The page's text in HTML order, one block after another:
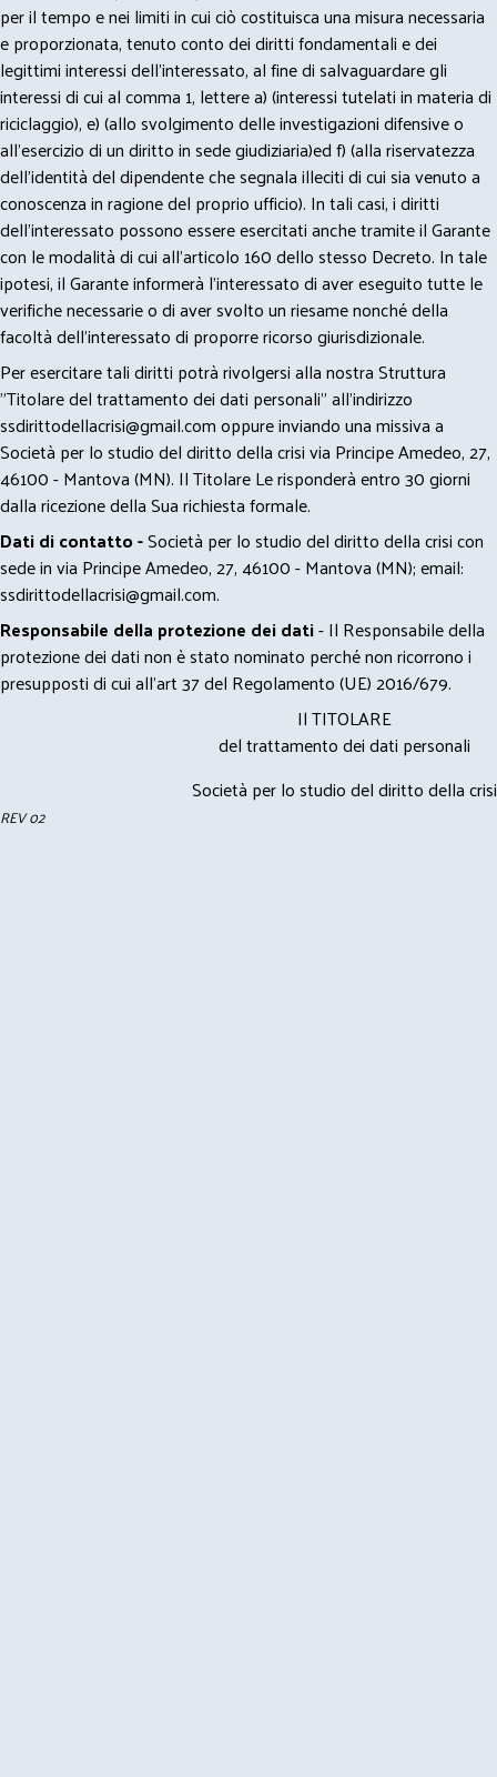
per il tempo e nei limiti in cui ciò costituisca una misura necessaria
e proporzionata, tenuto conto dei diritti fondamentali e dei
legittimi interessi dell’interessato, al fine di salvaguardare gli
interessi di cui al comma 1, lettere a) (interessi tutelati in materia di
riciclaggio), e) (allo svolgimento delle investigazioni difensive o
all’esercizio di un diritto in sede giudiziaria)ed f) (alla riservatezza
dell’identità del dipendente che segnala illeciti di cui sia venuto a
conoscenza in ragione del proprio ufficio). In tali casi, i diritti
dell’interessato possono essere esercitati anche tramite il Garante
con le modalità di cui all’articolo 160 dello stesso Decreto. In tale
ipotesi, il Garante informerà l’interessato di aver eseguito tutte le
verifiche necessarie o di aver svolto un riesame nonché della
facoltà dell’interessato di proporre ricorso giurisdizionale.
Per esercitare tali diritti potrà rivolgersi alla nostra Struttura
"Titolare del trattamento dei dati personali" all'indirizzo
ssdirittodellacrisi@gmail.comoppure inviando una missiva a
Società per lo studio del diritto della crisi via Principe Amedeo, 27,
46100 - Mantova (MN). Il Titolare Le risponderà entro 30 giorni
dalla ricezione della Sua richiesta formale.
Dati di contatto -Società per lo studio del diritto della crisi con
sede in via Principe Amedeo, 27, 46100 - Mantova (MN); email:
ssdirittodellacrisi@gmail.com.
Responsabile della protezione dei dati- Il Responsabile della
protezione dei dati non è stato nominato perché non ricorrono i
presupposti di cui all’art 37 del Regolamento (UE) 2016/679.
Il TITOLARE
del trattamento dei dati personali
Società per lo studio del diritto della crisi
REV 02